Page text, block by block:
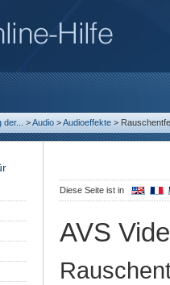
>Audio >Audioeffekte >
Diese Seite ist in
AVS